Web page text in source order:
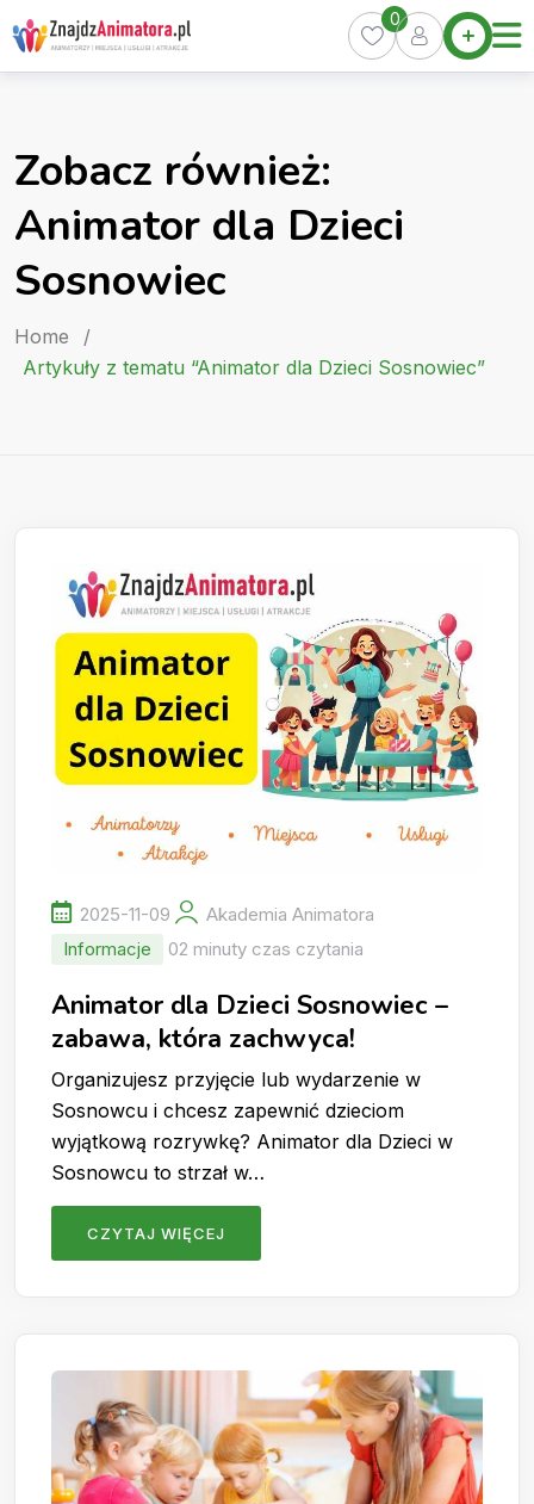
Skip
to
content
Home
Oferty
Kurs
0
Zobacz również:
Animator dla Dzieci
Sosnowiec
Home
/
Artykuły z tematu “Animator dla Dzieci Sosnowiec”
2025-11-09
Akademia Animatora
Informacje
02 minuty czas czytania
Animator dla Dzieci Sosnowiec –
zabawa, która zachwyca!
Organizujesz przyjęcie lub wydarzenie w
Sosnowcu i chcesz zapewnić dzieciom
wyjątkową rozrywkę? Animator dla Dzieci w
Sosnowcu to strzał w…
CZYTAJ WIĘCEJ